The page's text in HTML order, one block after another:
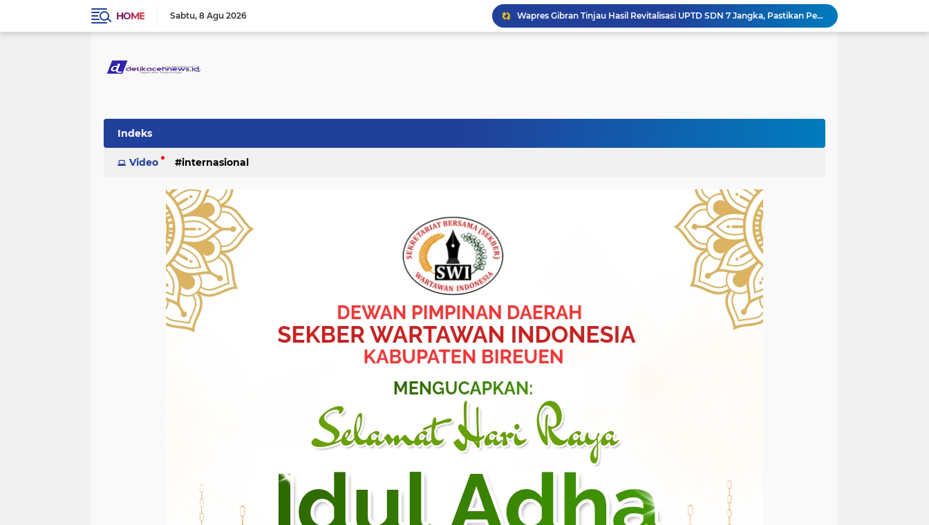
HOME Sabtu 8 Agu 2026
Wapres Gibran Tinjau Hasil Revitalisasi UPTD SDN 7 Jangka, Pastikan Pemulihan Pendidikan Pascabencana Berjalan Optimal
Mantan Senator Aceh Dr. Fachrul Razi Resmi Jabat Wakil Rektor IV Universitas Kartamulia Purwakarta
Pemkab Bireuen Sampaikan Data Riil Bantuan Korban Banjir, Tanggapi Aduan Warga kepada Wapres
Indeks
Video internasional